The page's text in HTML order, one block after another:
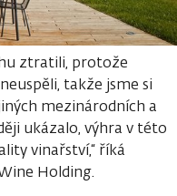
ztratili, protože
takže jsme si
mezinárodních a
ukázalo, výhra v této
vinařství,“ říká
Holding.